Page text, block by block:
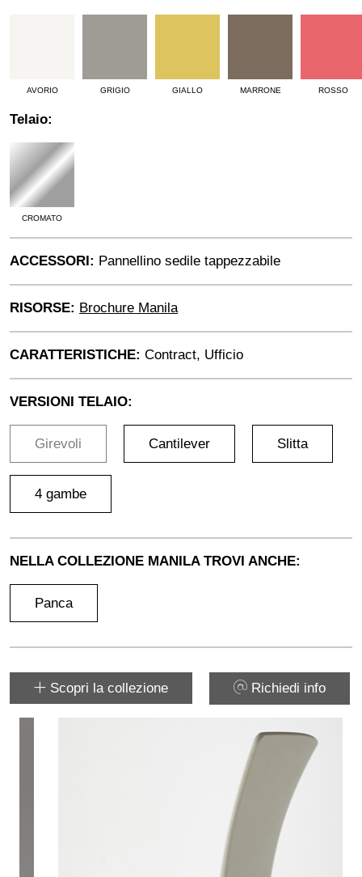
AVORIO GRIGIO GIALLO MARRONE ROSSO
Telaio:
CROMATO
ACCESSORI: Pannellino sedile tappezzabile
RISORSE: Brochure Manila
CARATTERISTICHE: Contract, Ufficio
VERSIONI TELAIO:
Girevoli Cantilever Slitta
4 gambe
NELLA COLLEZIONE MANILA TROVI ANCHE:
Panca
Scopri la collezione Richiedi info